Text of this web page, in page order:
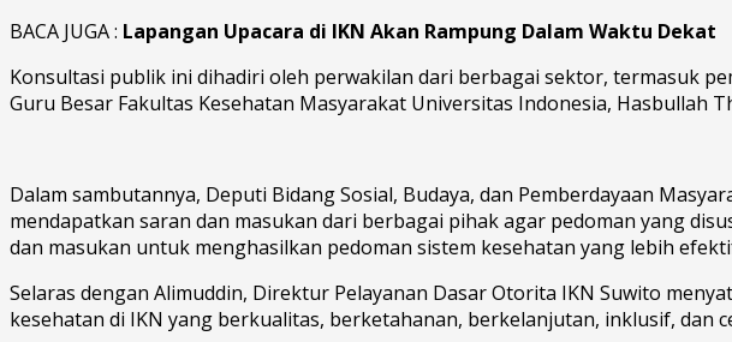
BACA JUGA : Lapangan Upacara di IKN Akan Rampung Dalam Waktu Dekat
Konsultasi publik ini dihadiri oleh perwakilan dari berbagai sektor, termasuk
Guru Besar Fakultas Kesehatan Masyarakat Universitas Indonesia, Hasbullah
Dalam sambutannya, Deputi Bidang Sosial, Budaya, dan Pemberdayaan
mendapatkan saran dan masukan dari berbagai pihak agar pedoman yang
dan masukan untuk menghasilkan pedoman sistem kesehatan yang lebih
Selaras dengan Alimuddin, Direktur Pelayanan Dasar Otorita IKN Suwito
kesehatan di IKN yang berkualitas, berketahanan, berkelanjutan, inklusif,